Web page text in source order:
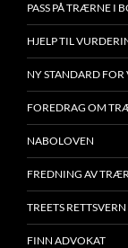
PASS PÅ TRÆRNE I
HJELP TIL
NY STANDARD FOR
FOREDRAG OM
NABOLOVEN
FREDNING AV TRÆR
TREETS
FINN ADVOKAT